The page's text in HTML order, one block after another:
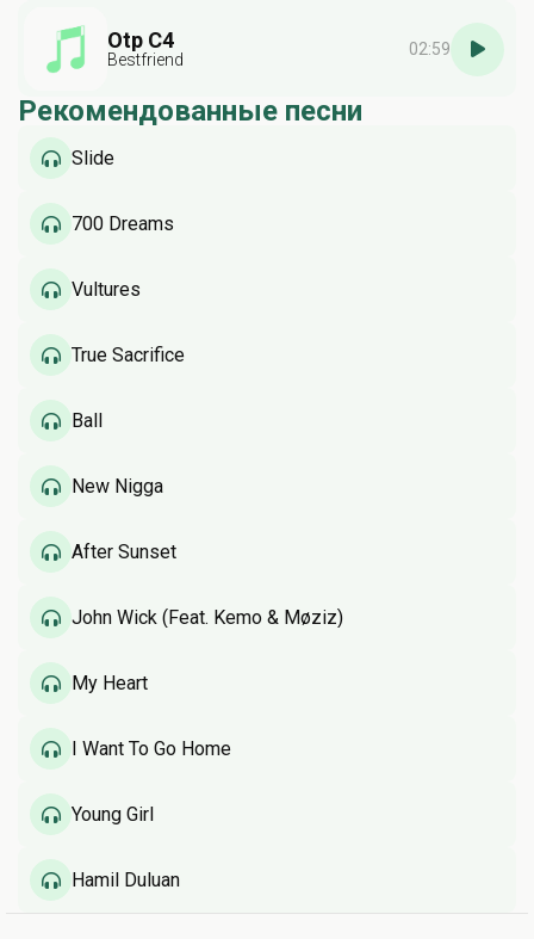
Otp C4
Bestfriend
02:59
Рекомендованные песни
Slide
700 Dreams
Vultures
True Sacrifice
Ball
New Nigga
After Sunset
John Wick (Feat. Kemo & Møziz)
My Heart
I Want To Go Home
Young Girl
Hamil Duluan